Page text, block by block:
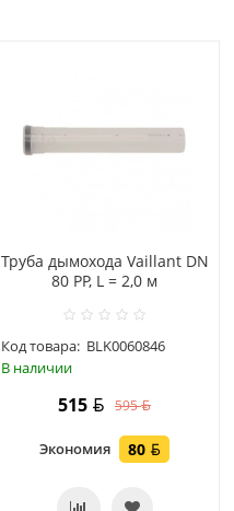
Труба дымохода Vaillant DN
80 PP, L = 2,0 м
Код товара: BLK0060846
В наличии
515 595
Экономия 80